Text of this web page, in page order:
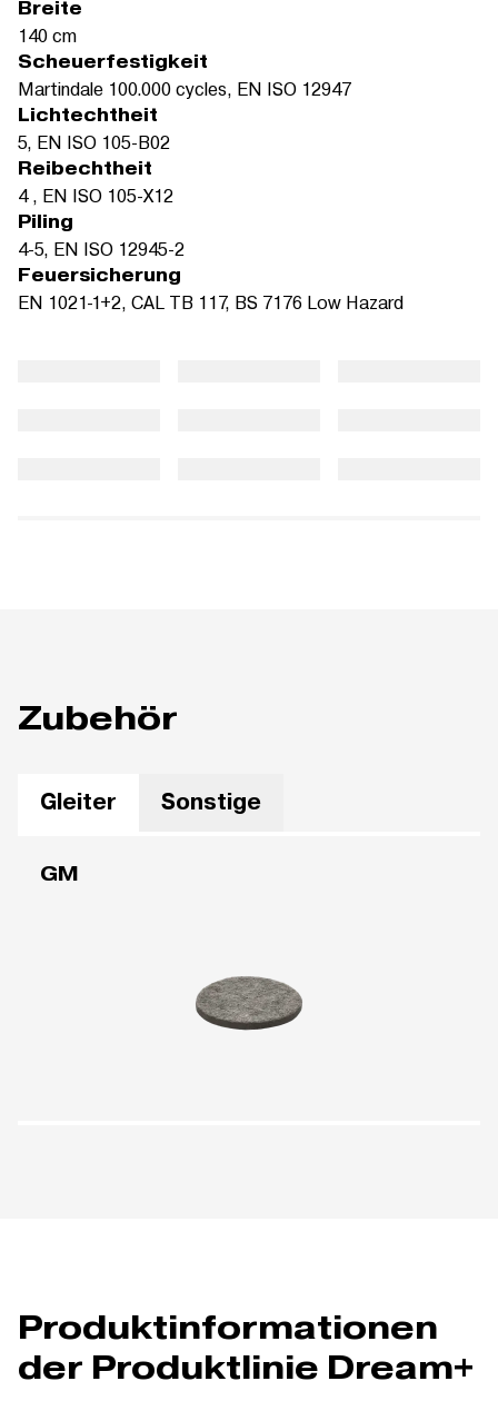
Breite
140 cm
Scheuerfestigkeit
Martindale 100.000 cycles, EN ISO 12947
Lichtechtheit
5, EN ISO 105-B02
Reibechtheit
4 , EN ISO 105-X12
Piling
4-5, EN ISO 12945-2
Feuersicherung
EN 1021-1+2, CAL TB 117, BS 7176 Low Hazard
Zubehör
Gleiter Sonstige
GM
Produktinformationen
der Produktlinie Dream+